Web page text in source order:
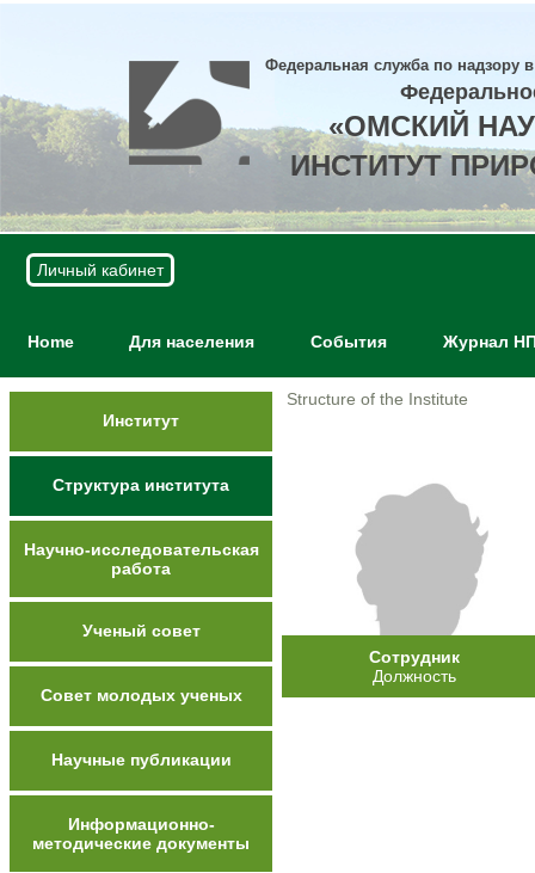
Федеральная служба по надзору
«ОМСКИЙ
ИНСТИТУТ
Личный кабинет
Home Для населения События Журнал
Институт
Структура института
Научно-исследовательская
работа
Ученый совет
Совет молодых ученых
Научные публикации
Информационно-
методические документы
Structure of the Institute
Сотрудник
Должность